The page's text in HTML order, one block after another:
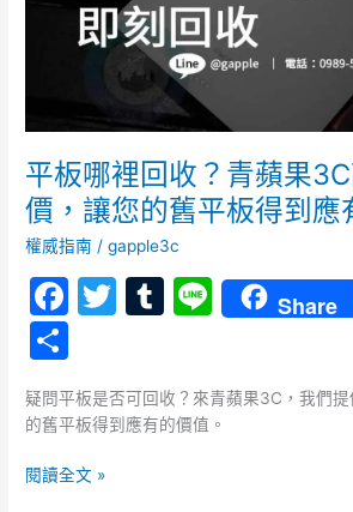
平板哪裡回收？青蘋果
價，讓您的舊平板得到應
權威指南 /gapple3c
F
e
b
o
T
er
T
bl
r
Li
n
Share
享
疑問平板是否可回收？來青蘋果3C，我們
的舊平板得到應有的價值。
回
收
價，
讓
您
舊
平
板
到
應
的
閱讀全文 »